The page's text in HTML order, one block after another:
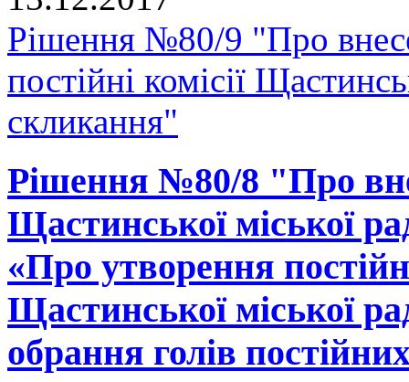
Рішення №80/9 "Про
постійні комісії
скликання"
Рішення №80/8 "Про
Щастинської міської
«Про утворення
Щастинської міської
обрання голів